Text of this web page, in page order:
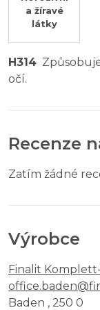
a žíravé
látky
H314
očí.
Recenze
Zatím žádné
Výrobce
Finalit
Baden , 250 0